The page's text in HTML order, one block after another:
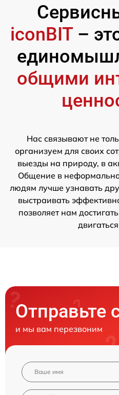
iconBIT –
общими
Нас связывают не
организуем для своих
выезды на природу, в
Общение в
людям лучше узнавать
выстраивать
позволяет нам
Отправьте
и мы вам перезвоним